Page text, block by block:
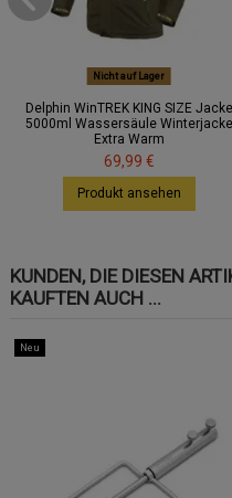
Nicht auf Lager
Delphin WinTREK KING SIZE Jacke
5000ml Wassersäule Winterjacke
Extra Warm
69,99 €
Produkt ansehen
KUNDEN, DIE DIESEN
KAUFTEN AUCH ...
Neu